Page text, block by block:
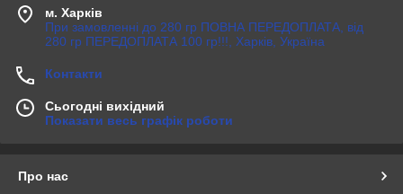
м. Харків
При замовленні до 280 гр ПОВНА ПЕРЕДОПЛАТА, від
280 гр ПЕРЕДОПЛАТА 100 гр!!!, Харків, Україна
Контакти
Сьогодні вихідний
Показати весь графік роботи
Про нас